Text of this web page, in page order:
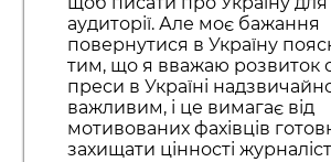
аудиторії. Але моє бажання
повернутися в Україну
тим, що я вважаю розвиток
преси в Україні
важливим, і це вимагає від
мотивованих фахівців
захищати цінності